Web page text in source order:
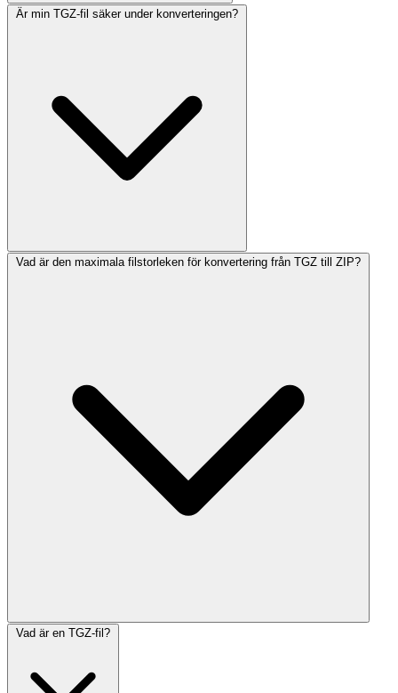
Är min TGZ-fil säker under konverteringen?
Vad är den maximala filstorleken för konvertering från TGZ till ZIP?
Vad är en TGZ-fil?